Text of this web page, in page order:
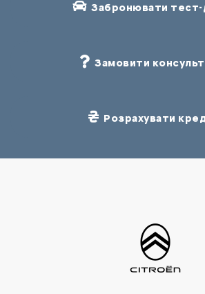
Забронювати тест-
Замовити
Розрахувати